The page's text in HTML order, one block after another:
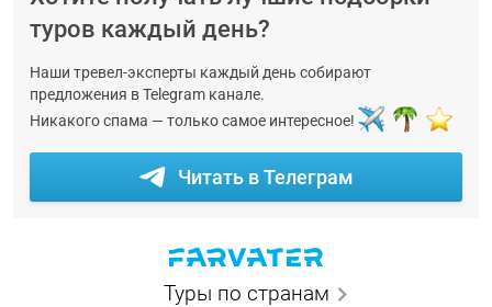
туров каждый день?
Наши тревел-эксперты каждый день собирают
предложения в Telegram канале.
Никакого спама — только самое интересное!
Читать в Телеграм
Туры по странам